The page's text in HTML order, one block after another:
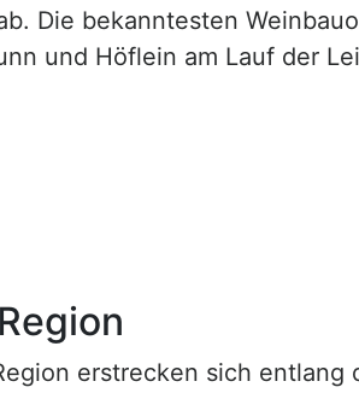
Die bekanntesten
und Höflein am Lauf der
erstrecken sich